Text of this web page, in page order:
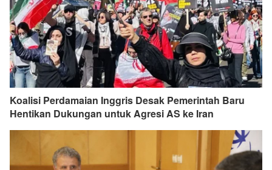
Koalisi Perdamaian Inggris Desak Pemerintah Baru
Hentikan Dukungan untuk Agresi AS ke Iran